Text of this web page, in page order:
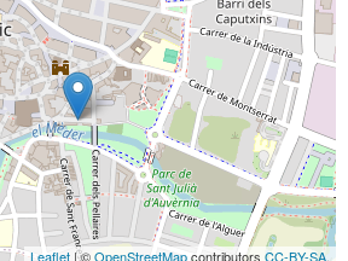
Leaflet | ©OpenStreetMapcontributors CC-BY-SA,